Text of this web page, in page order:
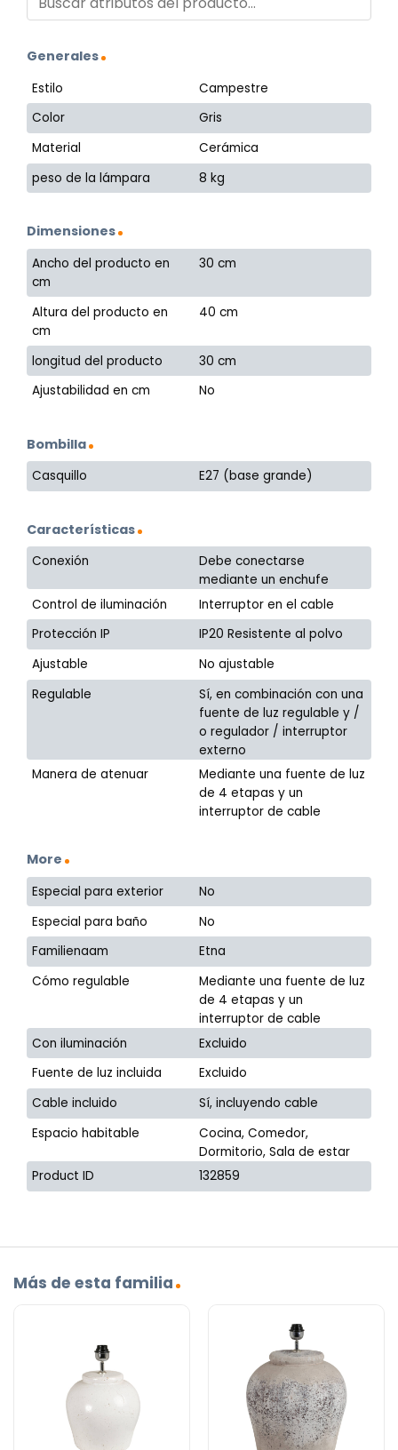
Generales
Estilo
Campestre
Color
Gris
Material
Cerámica
peso de la lámpara
8 kg
Dimensiones
Ancho del producto en
cm
30 cm
Altura del producto en
cm
40 cm
longitud del producto
30 cm
Ajustabilidad en cm
No
Bombilla
Casquillo E27 (base grande)
Características
Conexión
Debe conectarse
mediante un enchufe
Control de iluminación
Interruptor en el cable
Protección IP
IP20 Resistente al polvo
Ajustable
No ajustable
Regulable
Sí, en combinación con una
fuente de luz regulable y /
o regulador / interruptor
externo
Manera de atenuar
Mediante una fuente de luz
de 4 etapas y un
interruptor de cable
More
Especial para exterior
No
Especial para baño
No
Familienaam
Etna
Cómo regulable
Mediante una fuente de luz
de 4 etapas y un
interruptor de cable
Con iluminación
Excluido
Fuente de luz incluida
Excluido
Cable incluido
Sí, incluyendo cable
Espacio habitable
Cocina, Comedor,
Dormitorio, Sala de estar
Product ID
132859
Más de esta familia